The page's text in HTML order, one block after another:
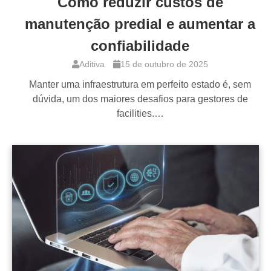
manutenção predial e aumentar a
confiabilidade
Aditiva 15 de outubro de 2025
Manter uma infraestrutura em perfeito estado é, sem
dúvida, um dos maiores desafios para gestores de
facilities.…